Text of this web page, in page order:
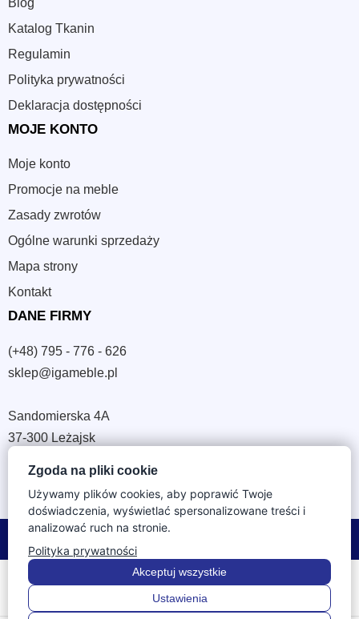
Blog
Katalog Tkanin
Regulamin
Polityka prywatności
Deklaracja dostępności
MOJE KONTO
Moje konto
Promocje na meble
Zasady zwrotów
Ogólne warunki sprzedaży
Mapa strony
Kontakt
DANE FIRMY
(+48) 795 - 776 - 626
sklep@igameble.pl
Sandomierska 4A
37-300 Leżajsk
REGON: 180933172
Zgoda na pliki cookie
Używamy plików cookies, aby poprawić Twoje
doświadczenia, wyświetlać spersonalizowane treści i
analizować ruch na stronie.
Polityka prywatności
Ustawienia
Akceptuj wszystkie